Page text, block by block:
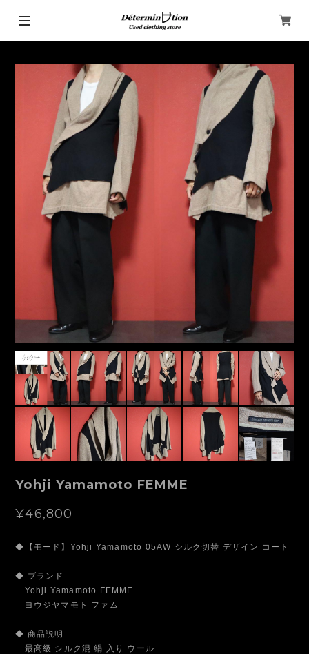
Yohji Yamamoto FEMME
¥46,800
◆【モード】Yohji Yamamoto 05AW シルク切替 デザイン コート
◆ ブランド
Yohji Yamamoto FEMME
ヨウジヤマモト ファム
◆ 商品説明
最高級 シルク混 絹 入り ウール